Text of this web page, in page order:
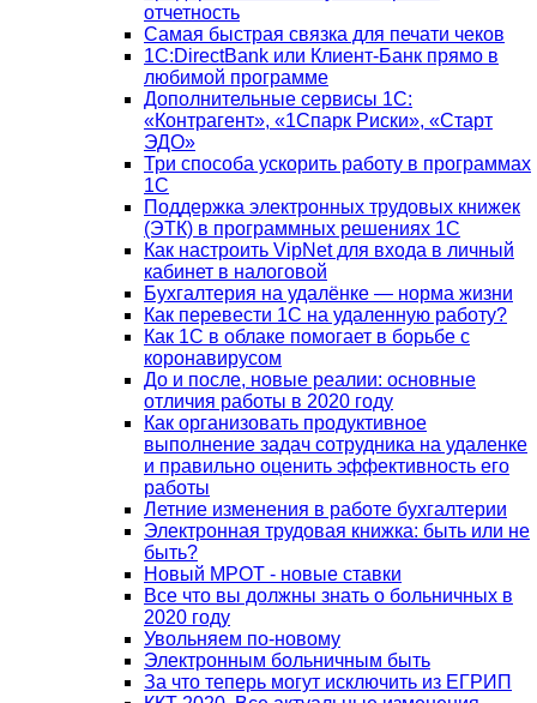
отчетность
Самая быстрая связка для печати чеков
1С:DirectBank или Клиент-Банк прямо в
любимой программе
Дополнительные сервисы 1С:
«Контрагент», «1Спарк Риски», «Старт
ЭДО»
Три способа ускорить работу в программах
1С
Поддержка электронных трудовых книжек
(ЭТК) в программных решениях 1С
Как настроить VipNet для входа в личный
кабинет в налоговой
Бухгалтерия на удалёнке — норма жизни
Как перевести 1С на удаленную работу?
Как 1С в облаке помогает в борьбе с
коронавирусом
До и после, новые реалии: основные
отличия работы в 2020 году
Как организовать продуктивное
выполнение задач сотрудника на удаленке
и правильно оценить эффективность его
работы
Летние изменения в работе бухгалтерии
Электронная трудовая книжка: быть или не
быть?
Новый МРОТ - новые ставки
Все что вы должны знать о больничных в
2020 году
Увольняем по-новому
Электронным больничным быть
За что теперь могут исключить из ЕГРИП